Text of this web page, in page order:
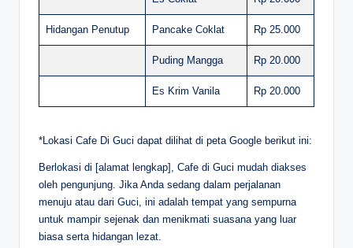
Hidangan Penutup Pancake Coklat Rp 25.000
Puding Mangga Rp 20.000
Es Krim Vanila Rp 20.000
*Lokasi Cafe Di Guci dapat dilihat di peta Google berikut ini:
Berlokasi di [alamat lengkap], Cafe di Guci mudah diakses
oleh pengunjung. Jika Anda sedang dalam perjalanan
menuju atau dari Guci, ini adalah tempat yang sempurna
untuk mampir sejenak dan menikmati suasana yang luar
biasa serta hidangan lezat.